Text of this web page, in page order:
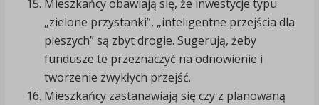
Mieszkańcy obawiają się, że inwestycje typu
„zielone przystanki”, „inteligentne przejścia dla
pieszych” są zbyt drogie. Sugerują, żeby
fundusze te przeznaczyć na odnowienie i
tworzenie zwykłych przejść.
Mieszkańcy zastanawiają się czy z planowaną